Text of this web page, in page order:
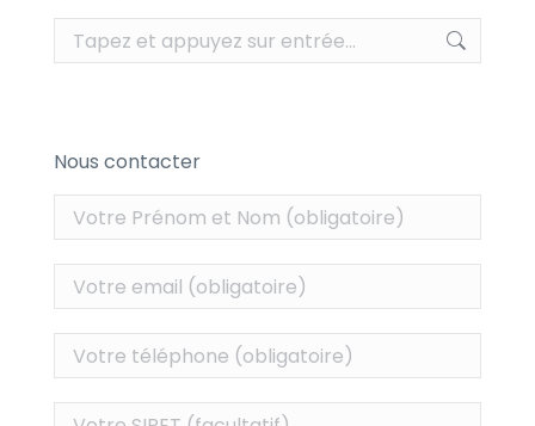
Recherche
:
Nous contacter